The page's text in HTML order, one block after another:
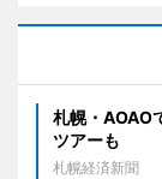
札幌・AOAO
ツアーも
札幌経済新聞